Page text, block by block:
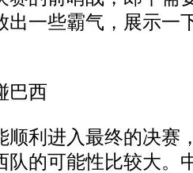
出一些霸气，展示一
西
利进入最终的决赛
队的可能性比较大。